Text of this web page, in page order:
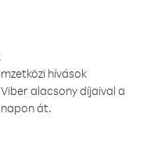
hívások
alacsony díjaival a
át.